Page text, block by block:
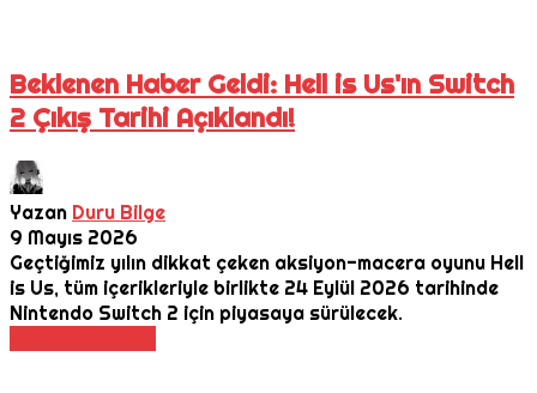
Beklenen Haber Geldi: Hell is Us'ın Switch
2 Çıkış Tarihi Açıklandı!
Yazan Duru Bilge
9 Mayıs 2026
Geçtiğimiz yılın dikkat çeken aksiyon-macera oyunu Hell
is Us, tüm içerikleriyle birlikte 24 Eylül 2026 tarihinde
Nintendo Switch 2 için piyasaya sürülecek.